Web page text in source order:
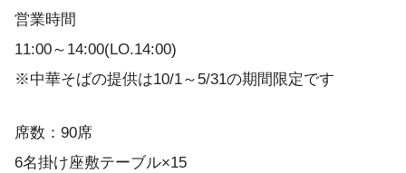
営業時間
11:00～14:00(LO.14:00)
※中華そばの提供は10/1～5/31の期間限定です
席数：90席
6名掛け座敷テーブル×15